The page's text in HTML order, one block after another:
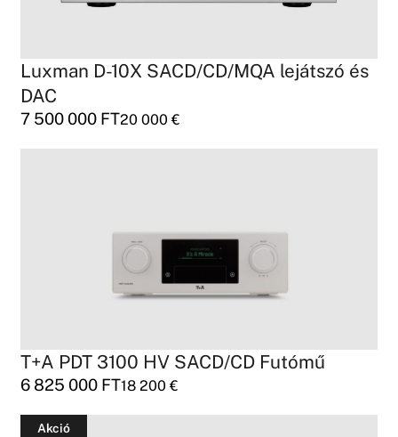
Luxman D-10X SACD/CD/MQA lejátszó és
DAC
7 500 000 FT20 000€
T+A PDT 3100 HV SACD/CD Futómű
6 825 000 FT18 200€
Akció